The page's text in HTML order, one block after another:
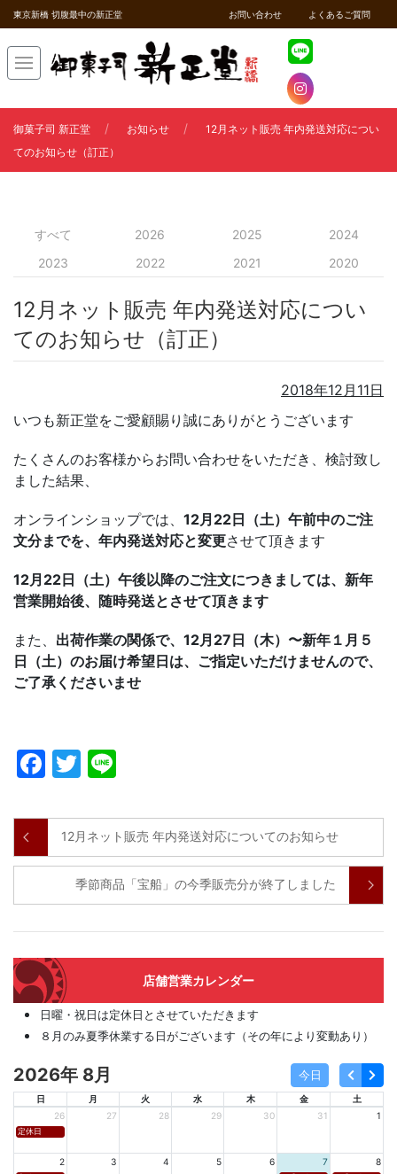
東京新橋 切腹最中の新正堂 お問い合わせ よくあるご質問
御菓子司 新正堂 お知らせ
12月ネット販売 年内発送対応につい
てのお知らせ（訂正）
すべて 2026 2025
2024
2023
2022 2021 2020
12月ネット販売 年内発送対応につい
てのお知らせ（訂正）
2018年12月11日
いつも新正堂をご愛顧賜り誠にありがとうございます
たくさんのお客様からお問い合わせをいただき、検討致し
ました結果、
オンラインショップでは、 12月22日（土）午前中のご注
文分までを、年内発送対応と変更させて頂きます
12月22日（土）午後以降のご注文につきましては、新年
営業開始後、随時発送とさせて頂きます
また、 出荷作業の関係で、12月27日（木）〜新年１月５
日（土）のお届け希望日は、ご指定いただけませんので、
ご了承くださいませ
Facebook
Twitter
12月ネット販売 年内発送対応についてのお知らせ
季節商品「宝船」の今季販売分が終了しました
店舗営業カレンダー
日曜・祝日は定休日とさせていただきます
８月のみ夏季休業する日がございます（その年により変動あり）
2026年 8月 今日
日 月 火 水 木 金
土
26
27 28 29 30 31 1
定休日
2 3 4 5 6 7 8